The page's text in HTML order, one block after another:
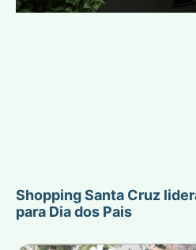
Shopping Santa Cruz
para Dia dos Pais